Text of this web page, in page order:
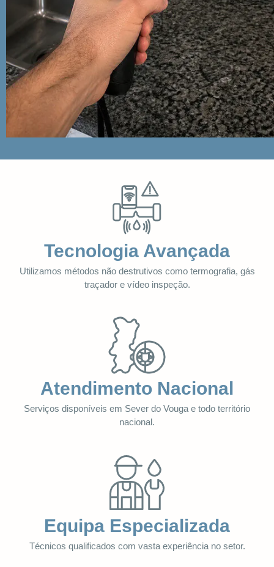
Tecnologia Avançada
Utilizamos métodos não destrutivos como termografia, gás
traçador e vídeo inspeção.
Atendimento Nacional
Serviços disponíveis em Sever do Vouga e todo território
nacional.
Equipa Especializada
Técnicos qualificados com vasta experiência no setor.